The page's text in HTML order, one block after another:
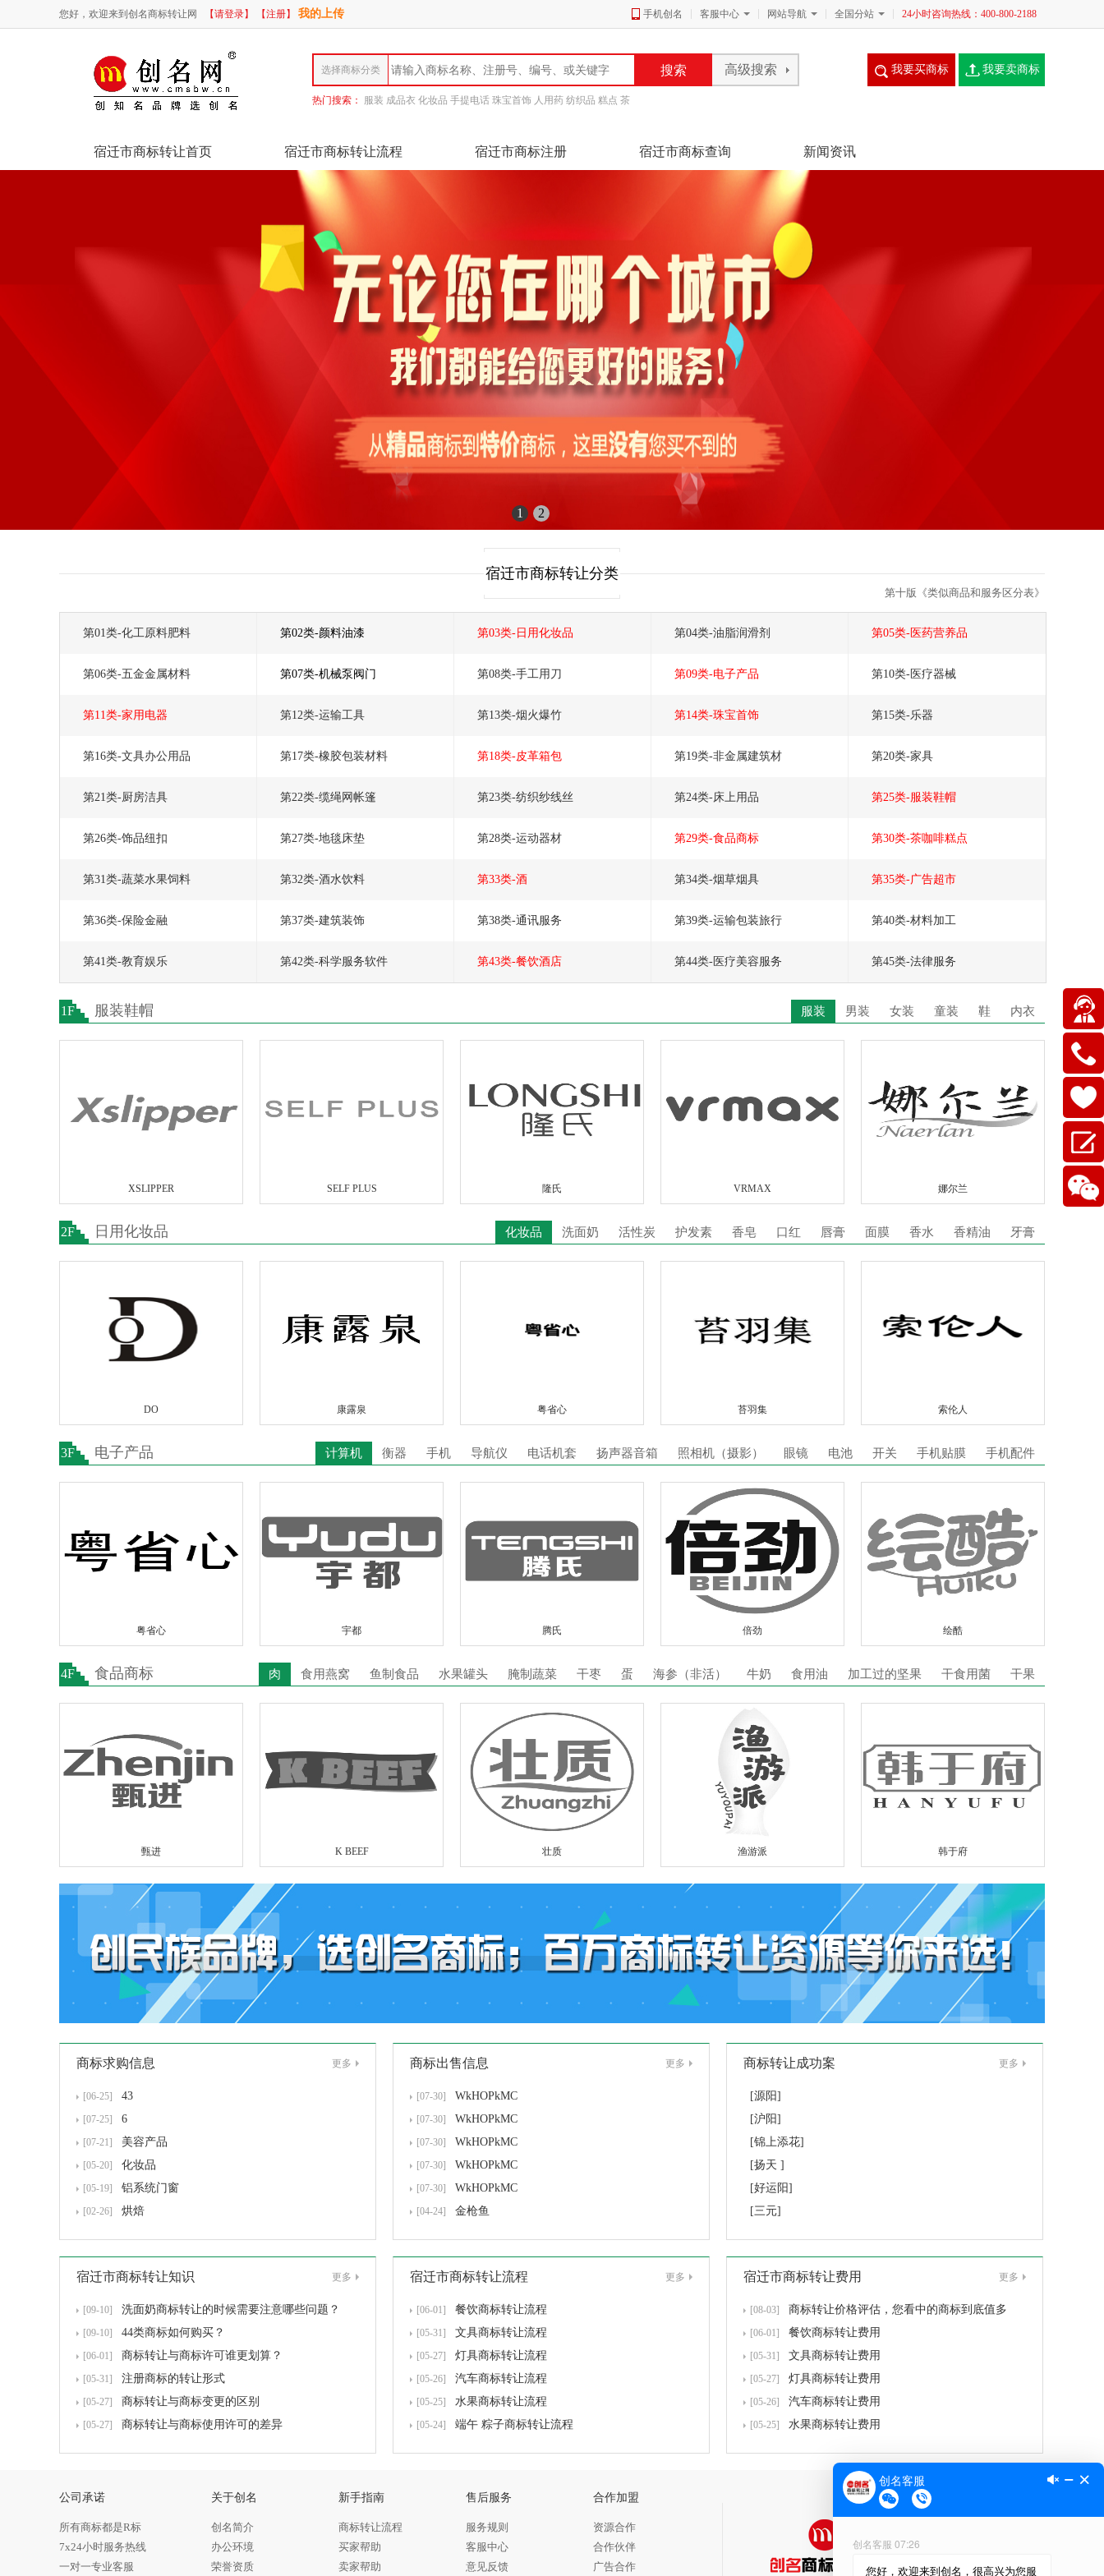
您好，欢迎来到创名商标转让网 【请登录】 【注册】 我的上传 手机创名 客服中心 网站导航 全国分站 24小时咨询热线：400-800-2188
热门搜索： 服装 成品衣 化妆品 手提电话 珠宝首饰 人用药 纺织品 糕点 茶
我要买商标 我要卖商标
宿迁市商标转让首页 宿迁市商标转让流程 宿迁市商标注册 宿迁市商标查询 新闻资讯
1 2
宿迁市商标转让分类
第十版《类似商品和服务区分表》
第01类-化工原料肥料 第02类-颜料油漆 第03类-日用化妆品 第04类-油脂润滑剂 第05类-医药营养品
第06类-五金金属材料 第07类-机械泵阀门 第08类-手工用刀 第09类-电子产品 第10类-医疗器械
第11类-家用电器 第12类-运输工具 第13类-烟火爆竹 第14类-珠宝首饰 第15类-乐器
第16类-文具办公用品 第17类-橡胶包装材料 第18类-皮革箱包 第19类-非金属建筑材 第20类-家具
第21类-厨房洁具 第22类-缆绳网帐篷 第23类-纺织纱线丝 第24类-床上用品 第25类-服装鞋帽
第26类-饰品纽扣 第27类-地毯床垫 第28类-运动器材 第29类-食品商标 第30类-茶咖啡糕点
第31类-蔬菜水果饲料 第32类-酒水饮料 第33类-酒 第34类-烟草烟具 第35类-广告超市
第36类-保险金融 第37类-建筑装饰 第38类-通讯服务 第39类-运输包装旅行 第40类-材料加工
第41类-教育娱乐 第42类-科学服务软件 第43类-餐饮酒店 第44类-医疗美容服务 第45类-法律服务
1F 服装鞋帽 服装 男装 女装 童装 鞋 内衣
XSLIPPER SELF PLUS 隆氏 VRMAX 娜尔兰
2F 日用化妆品 化妆品 洗面奶 活性炭 护发素 香皂 口红 唇膏 面膜 香水 香精油 牙膏
DO 康露泉 粤省心 苔羽集 索伦人
3F 电子产品 计算机 衡器 手机 导航仪 电话机套 扬声器音箱 照相机（摄影） 眼镜 电池 开关 手机贴膜 手机配件
粤省心 宇都 腾氏 倍劲 绘酷
4F 食品商标 肉 食用燕窝 鱼制食品 水果罐头 腌制蔬菜 干枣 蛋 海参（非活） 牛奶 食用油 加工过的坚果 干食用菌 干果
甄进 K BEEF 壮质 渔游派 韩于府
商标求购信息 更多
[06-25] 43
[07-25] 6
[07-21] 美容产品
[05-20] 化妆品
[05-19] 铝系统门窗
[02-26] 烘焙
商标出售信息 更多
[07-30] WkHOPkMC
[07-30] WkHOPkMC
[07-30] WkHOPkMC
[07-30] WkHOPkMC
[07-30] WkHOPkMC
[04-24] 金枪鱼
商标转让成功案 更多
[源阳]
[沪阳]
[锦上添花]
[扬天 ]
[好运阳]
[三元]
宿迁市商标转让知识 更多
[09-10] 洗面奶商标转让的时候需要注意哪些问题？
[09-10] 44类商标如何购买？
[06-01] 商标转让与商标许可谁更划算？
[05-31] 注册商标的转让形式
[05-27] 商标转让与商标变更的区别
[05-27] 商标转让与商标使用许可的差异
宿迁市商标转让流程 更多
[06-01] 餐饮商标转让流程
[05-31] 文具商标转让流程
[05-27] 灯具商标转让流程
[05-26] 汽车商标转让流程
[05-25] 水果商标转让流程
[05-24] 端午 粽子商标转让流程
宿迁市商标转让费用 更多
[08-03] 商标转让价格评估，您看中的商标到底值多
[06-01] 餐饮商标转让费用
[05-31] 文具商标转让费用
[05-27] 灯具商标转让费用
[05-26] 汽车商标转让费用
[05-25] 水果商标转让费用
公司承诺
所有商标都是R标
7x24小时服务热线
一对一专业客服
关于创名
创名简介
办公环境
荣誉资质
新手指南
商标转让流程
买家帮助
卖家帮助
售后服务
服务规则
客服中心
意见反馈
合作加盟
资源合作
合作伙伴
广告合作